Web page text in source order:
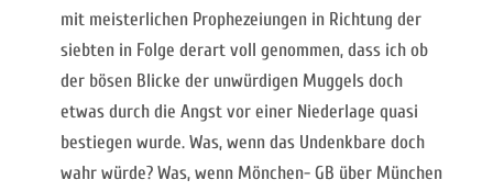
mit meisterlichen Prophezeiungen in Richtung der
siebten in Folge derart voll genommen, dass ich ob
der bösen Blicke der unwürdigen Muggels doch
etwas durch die Angst vor einer Niederlage quasi
bestiegen wurde. Was, wenn das Undenkbare doch
wahr würde? Was, wenn Mönchen- GB über München